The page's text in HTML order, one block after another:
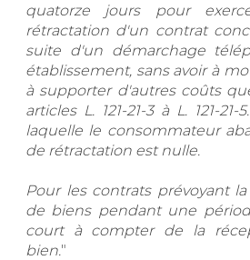
quatorze jours pour
rétractation d'un contrat
suite d'un démarchage
établissement, sans avoir à
à supporter d'autres coûts
articles L. 121-21-3 à L. 121-
laquelle le consommateur
de rétractation est nulle.
Pour les contrats prévoyant
de biens pendant une
court à compter de la
bien."